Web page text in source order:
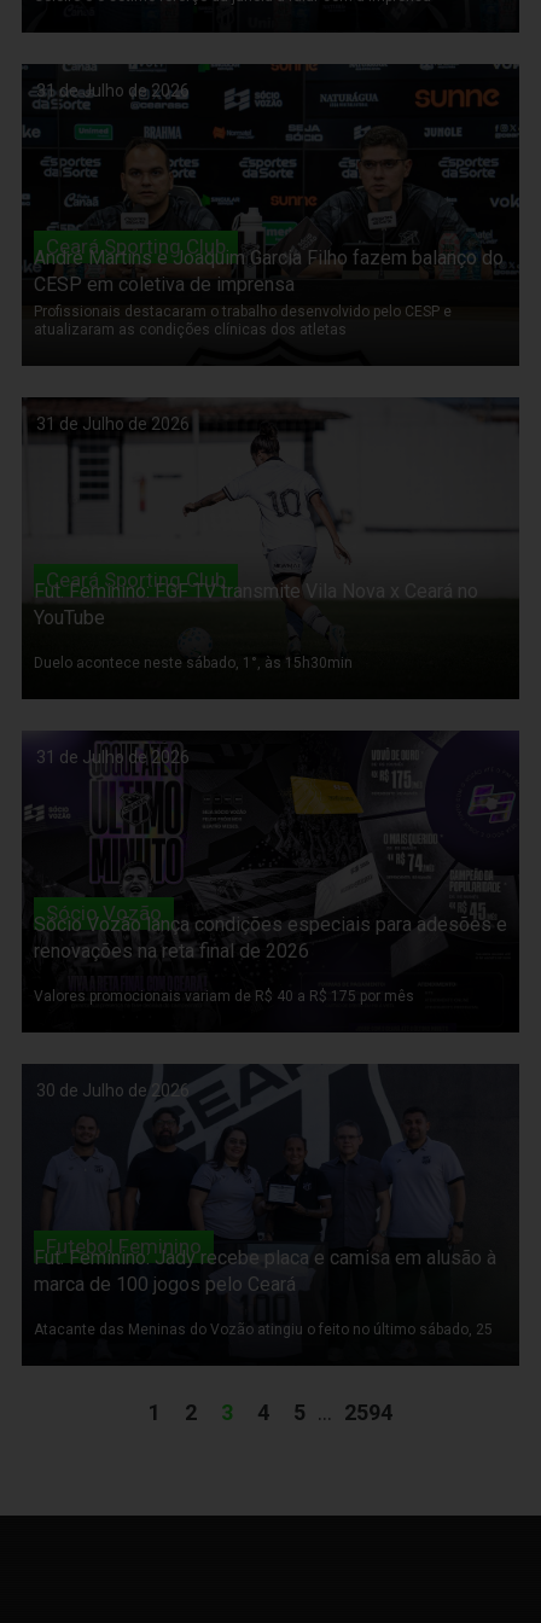
31 de Julho de 2026
Ceará Sporting Club
André Martins e Joaquim Garcia Filho fazem balanço do
CESP em coletiva de imprensa
Profissionais destacaram o trabalho desenvolvido pelo CESP e
atualizaram as condições clínicas dos atletas
31 de Julho de 2026
Ceará Sporting Club
Fut. Feminino: FGF TV transmite Vila Nova x Ceará no
YouTube
Duelo acontece neste sábado, 1°, às 15h30min
31 de Julho de 2026
Sócio Vozão
Sócio Vozão lança condições especiais para adesões e
renovações na reta final de 2026
Valores promocionais variam de R$ 40 a R$ 175 por mês
30 de Julho de 2026
Futebol Feminino
Fut. Feminino: Jady recebe placa e camisa em alusão à
marca de 100 jogos pelo Ceará
Atacante das Meninas do Vozão atingiu o feito no último sábado, 25
1 2 3 4 5 ... 2594